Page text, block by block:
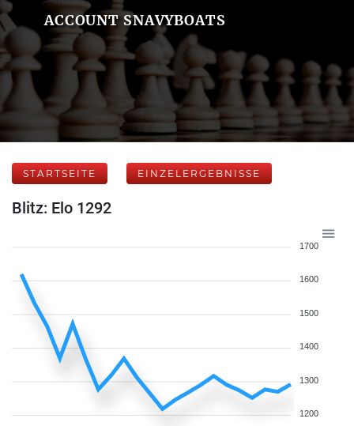
ACCOUNT SNAVYBOATS
STARTSEITE EINZELERGEBNISSE
Blitz: Elo 1292
1700
1600
1500
1400
1300
1200